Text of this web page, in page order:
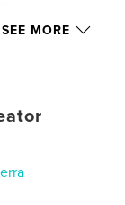
no entanto, pela
Nature / Wildlife
SEE MORE